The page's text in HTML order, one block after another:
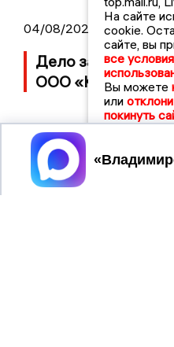
04/08/2026 15:40
Дело
ООО «Капитал
ВЛАДИМИРСКИЕ
На сайте
cookie.
сайте, вы
все условия
Вы можете
или
покинуть